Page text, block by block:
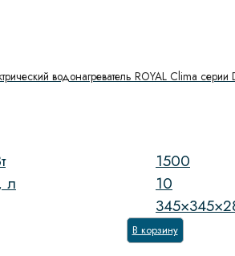
водонагреватель ROYAL Clima cерии
1500
л
10
В корзину